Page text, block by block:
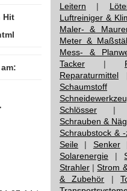
Hit
Leitern |
Luftreiniger &
Maler- &
Meter &
Mess- &
Tacker |
Reparaturmittel
Schaumstoff
Schlösser
Schrauben &
Schraubstock &
Seile | Senker
Solarenergie |
Strahler |Strom
& Zubehör |